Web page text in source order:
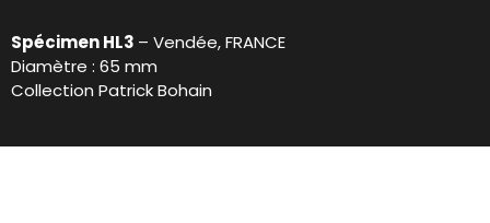
Spécimen HL3 – Vendée, FRANCE
Diamètre : 65 mm
Collection Patrick Bohain